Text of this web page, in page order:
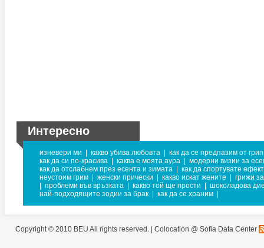
Интересно
изневери ми какво убива любовта
как да се предпазим от
как да си по-красива
каква е моята аура
модерни визии за
как да отслабнем през есента и зимата
как да спортувате
неустоим грим
женски прически какво искат жените
грижи
проблеми във връзката какво той ще прости
шоколадова
най-подходящите зодии за брак
как да се храним
Copyright © 2010 BEU All rights reserved. | Colocation @ Sofia Data Center